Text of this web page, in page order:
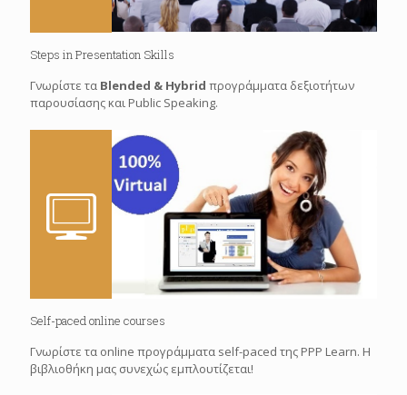
Steps in Presentation Skills
Γνωρίστε τα Blended & Hybrid προγράμματα δεξιοτήτων
παρουσίασης και Public Speaking.
Self-paced online courses
Γνωρίστε τα online προγράμματα self-paced της PPP Learn. H
βιβλιοθήκη μας συνεχώς εμπλουτίζεται!